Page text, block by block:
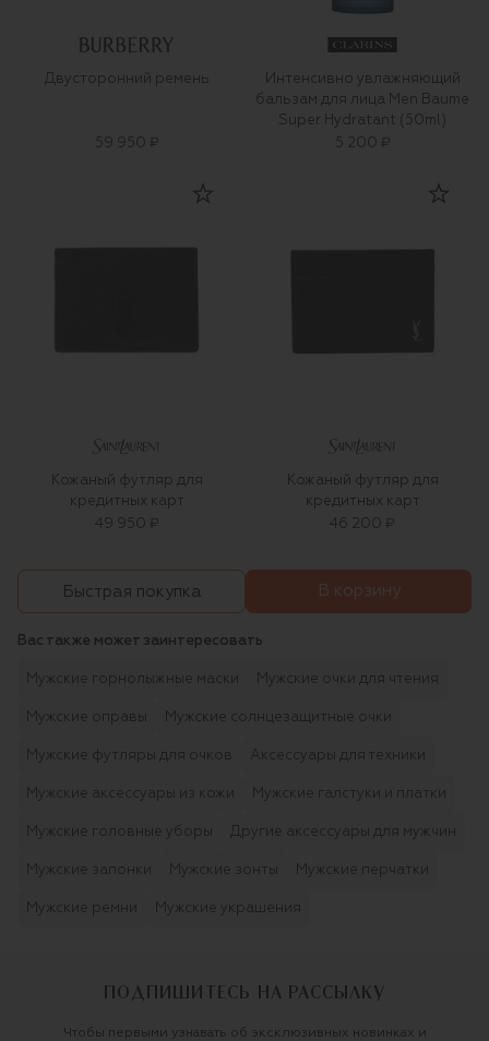
Двусторонний ремень
59 950 ₽
Интенсивно увлажняющий
бальзам для лица Men Baume
Super Hydratant (50ml)
5 200 ₽
Кожаный футляр для
кредитных карт
49 950 ₽
Кожаный футляр для
кредитных карт
46 200 ₽
Быстрая покупка В корзину
Вас также может заинтересовать
Мужские горнолыжные маски Мужские очки для чтения
Мужские оправы Мужские солнцезащитные очки
Мужские футляры для очков Аксессуары для техники
Мужские аксессуары из кожи Мужские галстуки и платки
Мужские головные уборы Другие аксессуары для мужчин
Мужские запонки Мужские зонты Мужские перчатки
Мужские ремни Мужские украшения
ПОДПИШИТЕСЬ НА РАССЫЛКУ
Чтобы первыми узнавать об эксклюзивных новинках и